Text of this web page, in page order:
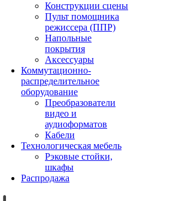
Конструкции сцены
Пульт помощника
режиссера (ППР)
Напольные
покрытия
Аксессуары
Коммутационно-
распределительное
оборудование
Преобразователи
видео и
аудиоформатов
Кабели
Технологическая мебель
Рэковые стойки,
шкафы
Распродажа